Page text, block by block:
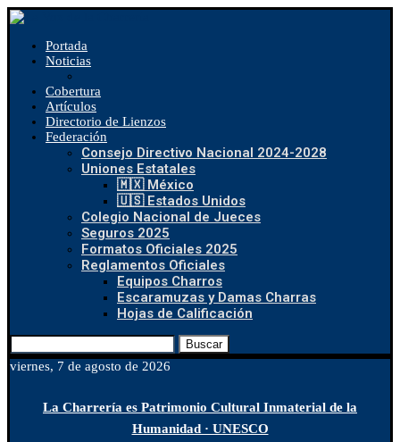
Portada
Noticias
Cobertura
Artículos
Directorio de Lienzos
Federación
Consejo Directivo Nacional 2024-2028
Uniones Estatales
🇲🇽 México
🇺🇸 Estados Unidos
Colegio Nacional de Jueces
Seguros 2025
Formatos Oficiales 2025
Reglamentos Oficiales
Equipos Charros
Escaramuzas y Damas Charras
Hojas de Calificación
Buscar
viernes, 7 de agosto de 2026
La Charrería es Patrimonio Cultural Inmaterial de la
Humanidad · UNESCO